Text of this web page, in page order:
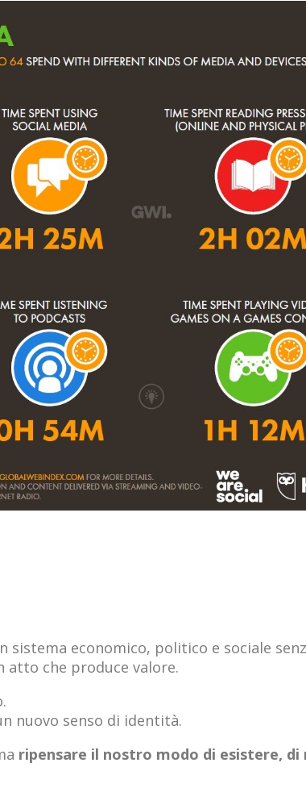
economico, politico e sociale
atto che produce valore.
nuovo senso di identità.
ripensare il nostro modo di esistere, di